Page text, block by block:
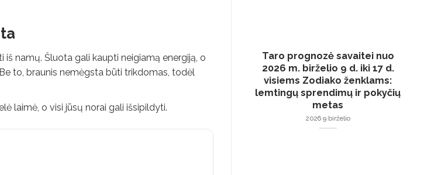
namų. Šluota gali kaupti neigiamą energiją, o
to, braunis nemėgsta būti trikdomas, todėl
laimė, o visi jūsų norai gali išsipildyti.
Taro prognozė savaitei nuo
2026 m. birželio 9 d. iki 17 d.
visiems Zodiako ženklams:
lemtingų sprendimų ir pokyčių
metas
2026 9 birželio